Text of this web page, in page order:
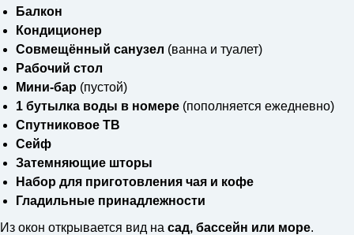
Балкон
Кондиционер
Совмещённый санузел (ванна и туалет)
Рабочий стол
Мини-бар (пустой)
1 бутылка воды в номере (пополняется ежедневно)
Спутниковое ТВ
Сейф
Затемняющие шторы
Набор для приготовления чая и кофе
Гладильные принадлежности
Из окон открывается вид на сад, бассейн или море.